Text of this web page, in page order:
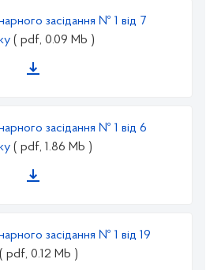
засідання № 1 від 7
( pdf, 0.09 Mb )
засідання № 1 від 6
( pdf, 1.86 Mb )
засідання № 1 від 19
( pdf, 0.12 Mb )